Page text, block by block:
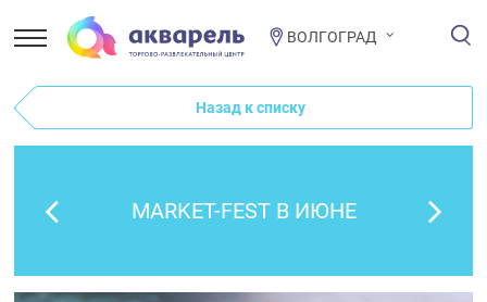
ВОЛГОГРАД
Назад к списку
MARKET-FEST В ИЮНЕ